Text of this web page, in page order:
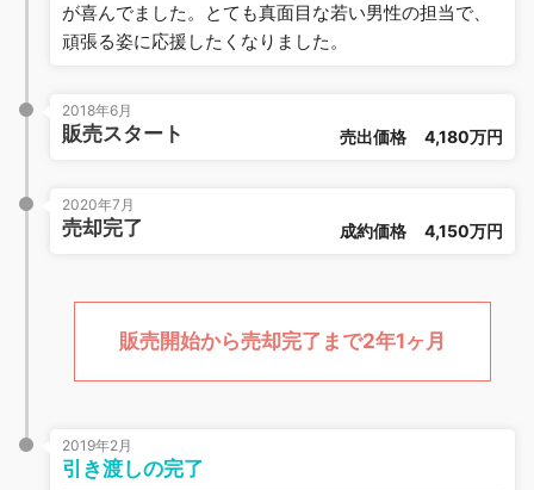
が喜んでました。とても真面目な若い男性の担当で、
頑張る姿に応援したくなりました。
2018年6月
販売スタート 売出価格 4,180万円
2020年7月
売却完了 成約価格 4,150万円
販売開始から売却完了まで2年1ヶ月
2019年2月
引き渡しの完了